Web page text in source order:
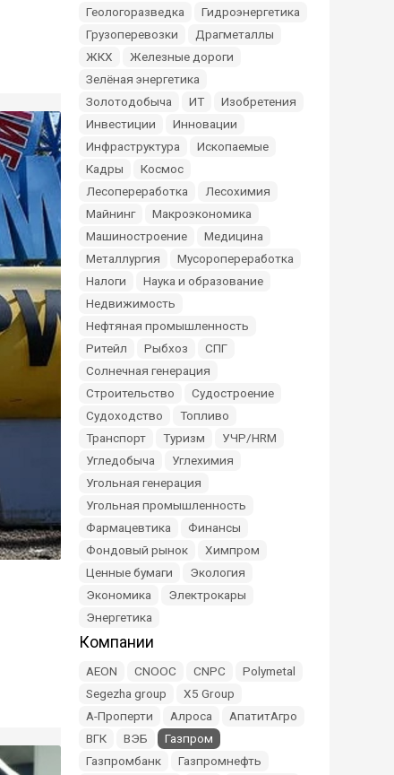
Геологоразведка
Гидроэнергетика
Грузоперевозки
Драгметаллы
ЖКХ
Железные дороги
Зелёная энергетика
Золотодобыча
ИТ
Изобретения
Инвестиции
Инновации
Инфраструктура
Ископаемые
Кадры
Космос
Лесопереработка
Лесохимия
Майнинг
Макроэкономика
Машиностроение
Медицина
Металлургия
Мусоропереработка
Налоги
Наука и образование
Недвижимость
Нефтяная промышленность
Ритейл
Рыбхоз
СПГ
Солнечная генерация
Строительство
Судостроение
Судоходство
Топливо
Транспорт
Туризм
УЧР/HRM
Угледобыча
Углехимия
Угольная генерация
Угольная промышленность
Фармацевтика
Финансы
Фондовый рынок
Химпром
Ценные бумаги
Экология
Экономика
Электрокары
Энергетика
Компании
AEON CNOOC CNPC
Polymetal
Segezha group
X5 Group
А-Проперти
Алроса
АпатитАгро
ВГК
ВЭБ
Газпром
Газпромбанк
Газпромнефть